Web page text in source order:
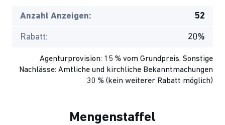
Anzahl Anzeigen: 52
Rabatt: 20%
Agenturprovision: 15 % vom Grundpreis. Sonstige
Nachlässe: Amtliche und kirchliche Bekanntmachungen
30 % (kein weiterer Rabatt möglich)
Mengenstaffel